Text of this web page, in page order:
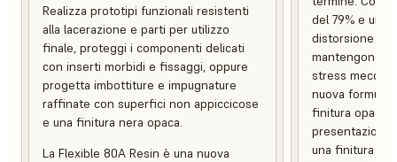
Realizza prototipi funzionali resistenti
alla lacerazione e parti per utilizzo
finale, proteggi i componenti delicati
con inserti morbidi e fissaggi, oppure
progetta imbottiture e impugnature
raffinate con superfici non appiccicose
e una finitura nera opaca.
La Flexible 80A Resin è una nuova
del 79% e una
distorsione
mantengono
stress
nuova
finitura opaca,
presentazione
una finitura